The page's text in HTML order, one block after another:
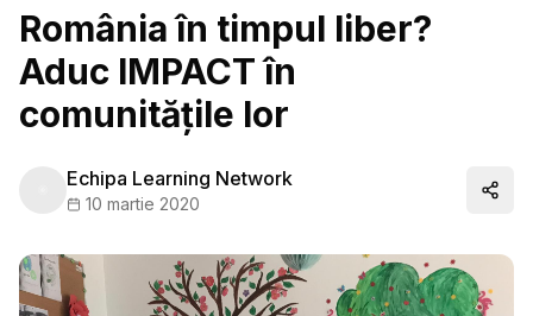
România în timpul liber?
Aduc IMPACT în
comunitățile lor
Echipa Learning Network
10 martie 2020